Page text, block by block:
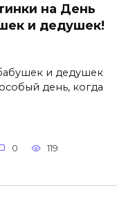
на День
и дедушек!
и дедушек
день, когда
0 119